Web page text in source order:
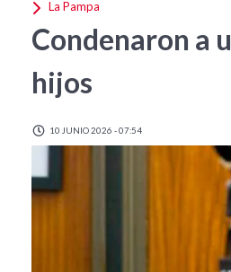
La Pampa
Condenaron a
hijos
10 JUNIO 2026 - 07:54